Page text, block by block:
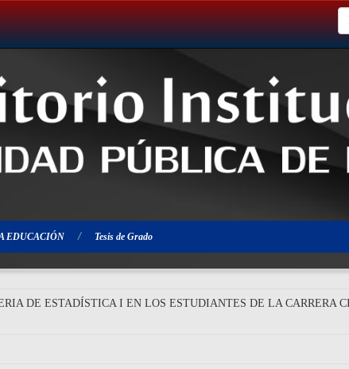
EDUCACIÓN Tesis de Grado
DE ESTADÍSTICA I EN LOS ESTUDIANTES DE LA CARRERA